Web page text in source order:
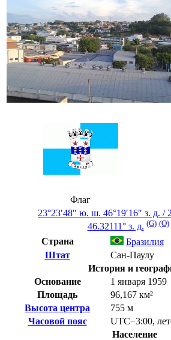
Флаг
23°23′48″ ю. ш. 46°19′16″ з. д. /
46.32111° з. д. (G) (O)
Страна
Бразилия
Штат
Сан-Паулу
История и
Основание
1 января 1959
Площадь
96,167 км²
Высота центра
755 м
Часовой пояс
UTC−3:00,
Население